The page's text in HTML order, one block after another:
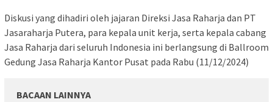
Diskusi yang dihadiri oleh jajaran Direksi Jasa Raharja dan PT
Jasaraharja Putera, para kepala unit kerja, serta kepala cabang
Jasa Raharja dari seluruh Indonesia ini berlangsung di Ballroom
Gedung Jasa Raharja Kantor Pusat pada Rabu (11/12/2024)
BACAAN LAINNYA